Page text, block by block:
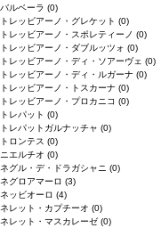
バルベーラ (0)
トレッビアーノ・グレケット (0)
トレッビアーノ・スポレティーノ (0)
トレッビアーノ・ダブルッツォ (0)
トレッビアーノ・ディ・ソアーヴェ (0)
トレッビアーノ・ディ・ルガーナ (0)
トレッビアーノ・トスカーナ (0)
トレッビアーノ・プロカニコ (0)
トレパット (0)
トレパットガルナッチャ (0)
トロンテス (0)
ニエルチオ (0)
ネグル・デ・ドラガシャニ (0)
ネグロアマーロ (3)
ネッビオーロ (4)
ネレット・カプチーオ (0)
ネレット・マスカレーゼ (0)